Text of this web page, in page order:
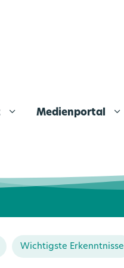
Medienportal
Wichtigste Erkenntnisse